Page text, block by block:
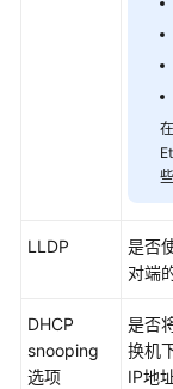
LLDP
是否
对端
DHCP
snooping
选项
是否
换机
IP地